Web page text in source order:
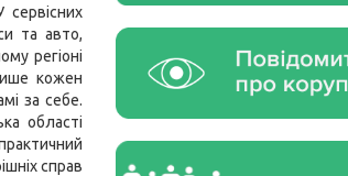
сервісних
та авто,
регіоні
кожен
за себе.
області
справ